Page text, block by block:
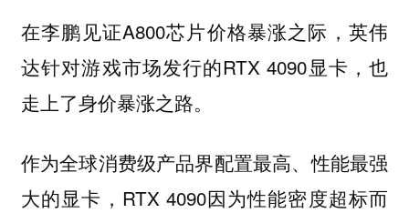
在李鹏见证A800芯片价格暴涨之际，英伟
达针对游戏市场发行的RTX 4090显卡，也
走上了身价暴涨之路。
作为全球消费级产品界配置最高、性能最强
大的显卡，RTX 4090因为性能密度超标而